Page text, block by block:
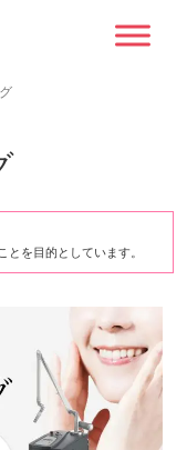
を目的としています。